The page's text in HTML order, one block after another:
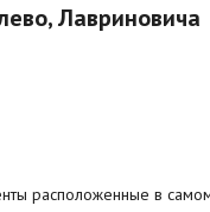
Лавриновича
расположенные в